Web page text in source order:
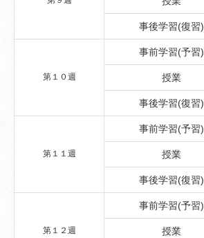
事後学習(復習)
第１０週
事前学習(予習)
授業
事後学習(復習)
第１１週
事前学習(予習)
授業
事後学習(復習)
第１２週
事前学習(予習)
授業